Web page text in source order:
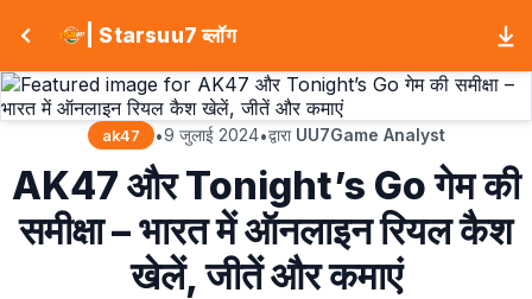
| Starsuu7 ब्लॉग
ak47 •9 जुलाई 2024•द्वारा UU7Game Analyst
AK47 और Tonight’s Go गेम की
समीक्षा – भारत में ऑनलाइन रियल कैश
खेलें, जीतें और कमाएं